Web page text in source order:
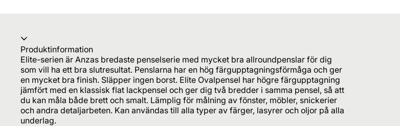
Produktinformation
Elite-serien är Anzas bredaste penselserie med mycket bra allroundpenslar för dig
som vill ha ett bra slutresultat. Penslarna har en hög färgupptagningsförmåga och ger
en mycket bra finish. Släpper ingen borst. Elite Ovalpensel har högre färgupptagning
jämfört med en klassisk flat lackpensel och ger dig två bredder i samma pensel, så att
du kan måla både brett och smalt. Lämplig för målning av fönster, möbler, snickerier
och andra detaljarbeten. Kan användas till alla typer av färger, lasyrer och oljor på alla
underlag.